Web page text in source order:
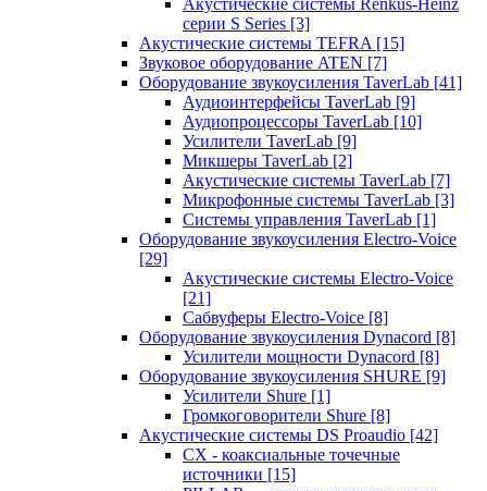
Акустические системы Renkus-Heinz
серии S Series [3]
Акустические системы TEFRA [15]
Звуковое оборудование ATEN [7]
Оборудование звукоусиления TaverLab [41]
Аудиоинтерфейсы TaverLab [9]
Аудиопроцессоры TaverLab [10]
Усилители TaverLab [9]
Микшеры TaverLab [2]
Акустические системы TaverLab [7]
Микрофонные системы TaverLab [3]
Системы управления TaverLab [1]
Оборудование звукоусиления Electro-Voice
[29]
Акустические системы Electro-Voice
[21]
Сабвуферы Electro-Voice [8]
Оборудование звукоусиления Dynacord [8]
Усилители мощности Dynacord [8]
Оборудование звукоусиления SHURE [9]
Усилители Shure [1]
Громкоговорители Shure [8]
Акустические системы DS Proaudio [42]
CX - коаксиальные точечные
источники [15]